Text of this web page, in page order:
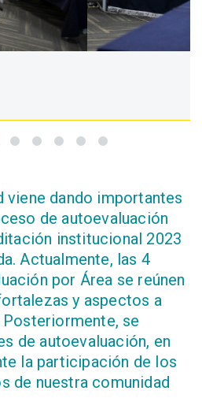
viene dando importantes
de autoevaluación
institucional 2023
Actualmente, las 4
por Área se reúnen
y aspectos a
Posteriormente, se
de autoevaluación, en
la participación de los
de nuestra comunidad